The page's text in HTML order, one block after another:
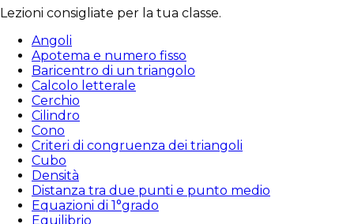
Lezioni consigliate per la tua classe.
Angoli
Apotema e numero fisso
Baricentro di un triangolo
Calcolo letterale
Cerchio
Cilindro
Cono
Criteri di congruenza dei triangoli
Cubo
Densità
Distanza tra due punti e punto medio
Equazioni di 1°grado
Equilibrio